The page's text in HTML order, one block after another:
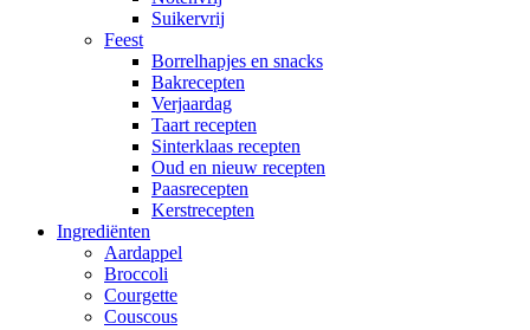
Suikervrij
Feest
Borrelhapjes en snacks
Bakrecepten
Verjaardag
Taart recepten
Sinterklaas recepten
Oud en nieuw recepten
Paasrecepten
Kerstrecepten
Ingrediënten
Aardappel
Broccoli
Courgette
Couscous